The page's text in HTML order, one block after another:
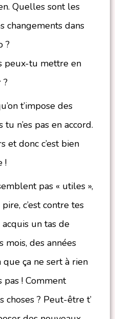
Quelles sont les
changements dans
?
peux-tu mettre en
t’impose des
n’es pas en accord.
et donc c’est bien
!
pas « utiles »,
c’est contre tes
un tas de
mois, des années
que ça ne sert à rien
pas ! Comment
choses ? Peut-être t’